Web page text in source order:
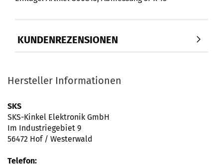
KUNDENREZENSIONEN
Hersteller Informationen
SKS
SKS-Kinkel Elektronik GmbH
Im Industriegebiet 9
56472 Hof / Westerwald
Telefon: